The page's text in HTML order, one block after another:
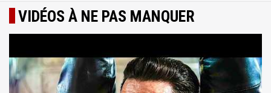
VIDÉOS À NE PAS MANQUER